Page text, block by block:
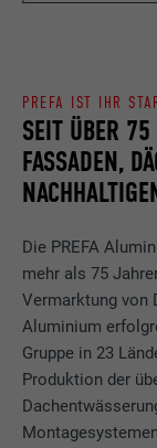
SEIT ÜBER 75
FASSADEN,
PREFA IST IHR
Die PREFA
mehr als 75
Vermarktung von
Aluminium
Gruppe in 23
Produktion der